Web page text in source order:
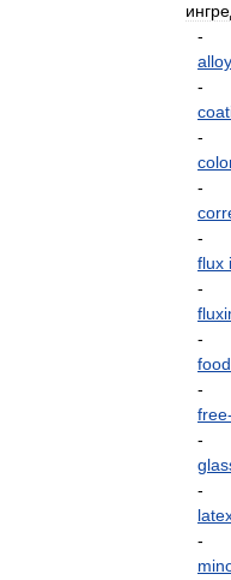
-
-
-
-
-
flux
-
-
food
-
free-
-
-
-